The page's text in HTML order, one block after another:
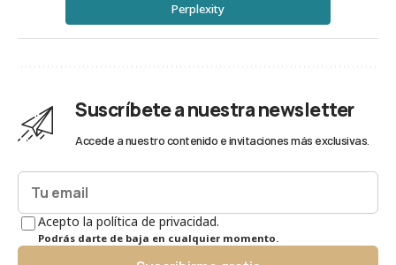
Perplexity
Suscríbete a nuestra newsletter
Accede a nuestro contenido e invitaciones más exclusivas.
Acepto la política de privacidad.
Podrás darte de baja en cualquier momento.